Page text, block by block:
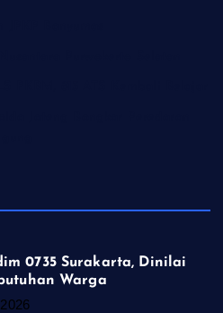
0735 Surakarta, Dinilai
Warga